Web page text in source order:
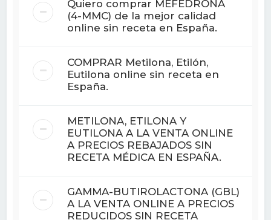
Quiero comprar MEFEDRONA
(4-MMC) de la mejor calidad
online sin receta en España.
COMPRAR Metilona, ​​Etilón,
Eutilona online sin receta en
España.
METILONA, ETILONA Y
EUTILONA A LA VENTA ONLINE
A PRECIOS REBAJADOS SIN
RECETA MÉDICA EN ESPAÑA.
GAMMA-BUTIROLACTONA (GBL)
A LA VENTA ONLINE A PRECIOS
REDUCIDOS SIN RECETA